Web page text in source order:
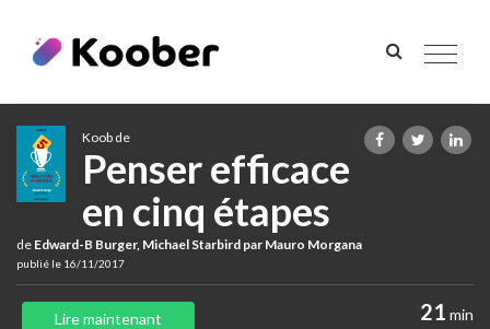
Toggle
Koob de
Penser efficace
en cinq étapes
de Edward-B Burger, Michael Starbird par Mauro Morgana
publié le 16/11/2017
21 min
Lire maintenant